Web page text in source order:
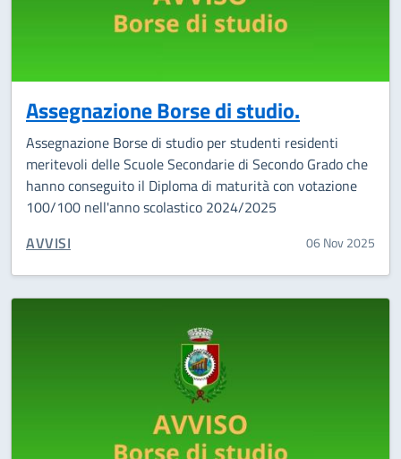
Assegnazione Borse di studio.
Assegnazione Borse di studio per studenti residenti
meritevoli delle Scuole Secondarie di Secondo Grado che
hanno conseguito il Diploma di maturità con votazione
100/100 nell'anno scolastico 2024/2025
CATEGORIA CORRELATA:
AVVISI 06 Nov 2025